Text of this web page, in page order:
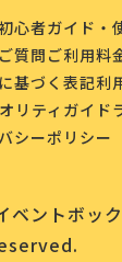
心者ガイド・
質問 ご利用料
基づく表記利
リティガイド
シーポリシー
ントボッ